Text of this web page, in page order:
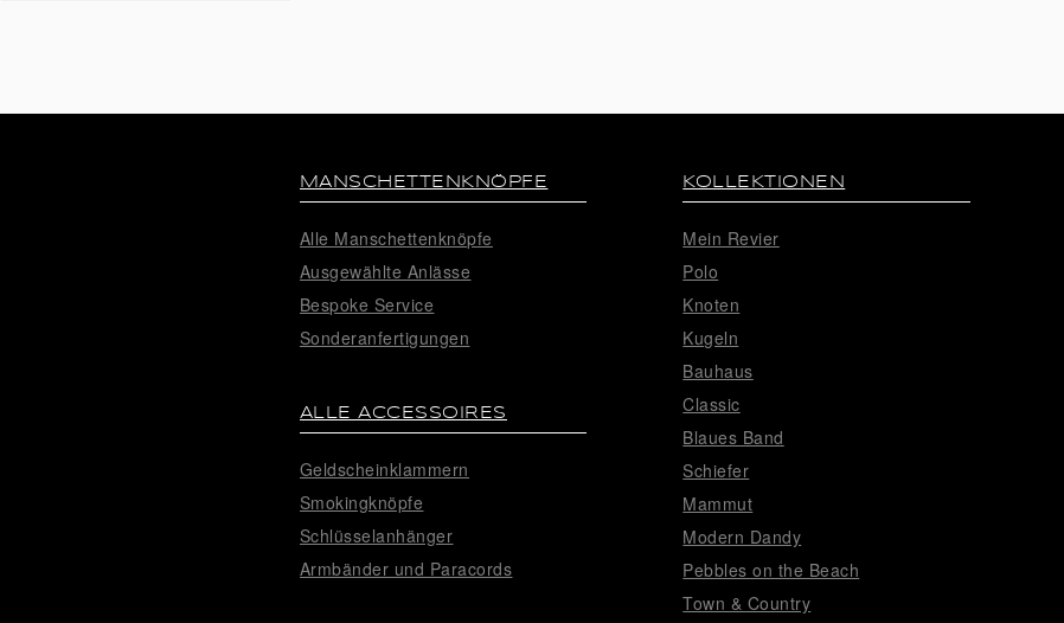
MANSCHETTENKNÖPFE
Alle Manschettenknöpfe
Ausgewählte Anlässe
Bespoke Service
Sonderanfertigungen
ALLE ACCESSOIRES
Geldscheinklammern
Smokingknöpfe
Schlüsselanhänger
Armbänder und Paracords
KOLLEKTIONEN
Mein Revier
Polo
Knoten
Kugeln
Bauhaus
Classic
Blaues Band
Schiefer
Mammut
Modern Dandy
Pebbles on the Beach
Town & Country